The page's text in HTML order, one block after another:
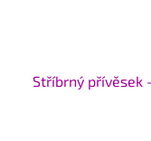
Stříbrný přívěsek